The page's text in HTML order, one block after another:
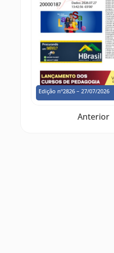
Edição nº2826 – 27/07/2026
Anterior